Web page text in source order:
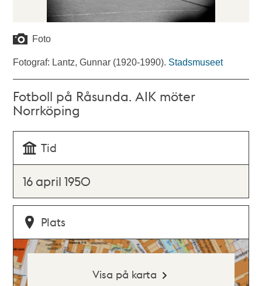
Foto
Fotograf: Lantz, Gunnar (1920-1990). Stadsmuseet
Fotboll på Råsunda. AIK möter
Norrköping
Tid
16 april 1950
Plats
Visa på karta